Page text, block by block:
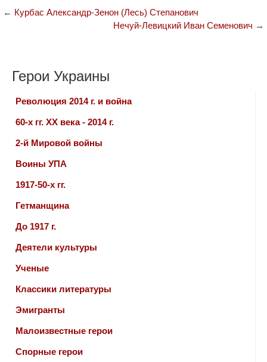
← Курбас Александр-Зенон (Лесь) Степанович
Нечуй-Левицкий Иван Семенович →
Герои Украины
Революция 2014 г. и война
60-х гг. ХХ века - 2014 г.
2-й Мировой войны
Воины УПА
1917-50-х гг.
Гетманщина
До 1917 г.
Деятели культуры
Ученые
Классики литературы
Эмигранты
Малоизвестные герои
Спорные герои